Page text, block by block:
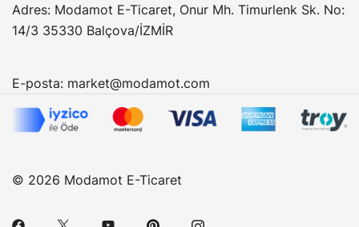
Adres: Modamot E-Ticaret, Onur Mh. Timurlenk Sk. No:
14/3 35330 Balçova/İZMİR
E-posta: market@modamot.com
© 2026 Modamot E-Ticaret